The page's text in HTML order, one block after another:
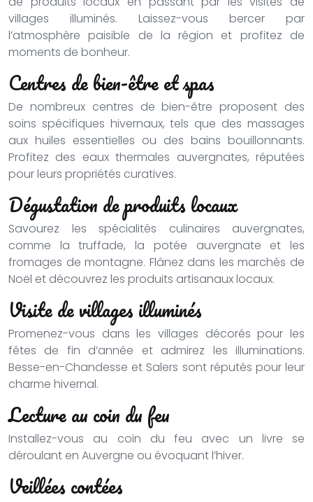
villages illuminés. Laissez-vous bercer par
l’atmosphère paisible de la région et profitez de
moments de bonheur.
Centres de bien-être et spas
De nombreux centres de bien-être proposent des
soins spécifiques hivernaux, tels que des massages
aux huiles essentielles ou des bains bouillonnants.
Profitez des eaux thermales auvergnates, réputées
pour leurs propriétés curatives.
Dégustation de produits locaux
Savourez les spécialités culinaires auvergnates,
comme la truffade, la potée auvergnate et les
fromages de montagne. Flânez dans les marchés de
Noël et découvrez les produits artisanaux locaux.
Visite de villages illuminés
Promenez-vous dans les villages décorés pour les
fêtes de fin d’année et admirez les illuminations.
Besse-en-Chandesse et Salers sont réputés pour leur
charme hivernal.
Lecture au coin du feu
Installez-vous au coin du feu avec un livre se
déroulant en Auvergne ou évoquant l’hiver.
Veillées contées